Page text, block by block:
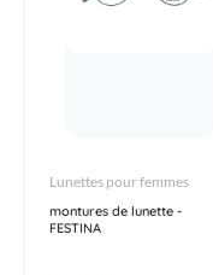
Lunettes pour femmes
montures de lunette -
FESTINA